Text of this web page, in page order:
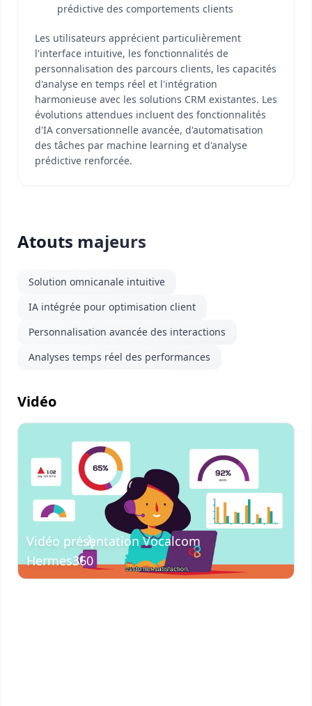
prédictive des comportements clients
Les utilisateurs apprécient particulièrement
l'interface intuitive, les fonctionnalités de
personnalisation des parcours clients, les capacités
d'analyse en temps réel et l'intégration
harmonieuse avec les solutions CRM existantes. Les
évolutions attendues incluent des fonctionnalités
d'IA conversationnelle avancée, d'automatisation
des tâches par machine learning et d'analyse
prédictive renforcée.
Atouts majeurs
Solution omnicanale intuitive
IA intégrée pour optimisation client
Personnalisation avancée des interactions
Analyses temps réel des performances
Vidéo
Visionner
la vidéo
Vidéo présentation Vocalcom
Hermes360